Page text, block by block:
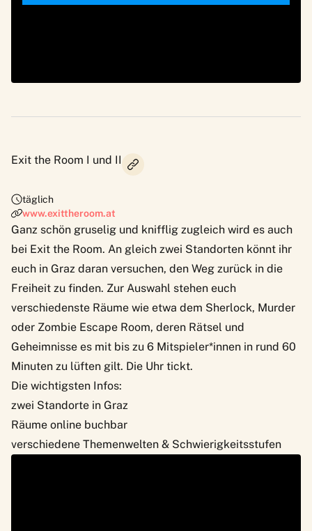
Exit the Room I und II
täglich
www.exittheroom.at
Ganz schön gruselig und knifflig zugleich wird es auch
bei Exit the Room. An gleich zwei Standorten könnt ihr
euch in Graz daran versuchen, den Weg zurück in die
Freiheit zu finden. Zur Auswahl stehen euch
verschiedenste Räume wie etwa dem Sherlock, Murder
oder Zombie Escape Room, deren Rätsel und
Geheimnisse es mit bis zu 6 Mitspieler*innen in rund 60
Minuten zu lüften gilt. Die Uhr tickt.
Die wichtigsten Infos:
zwei Standorte in Graz
Räume online buchbar
verschiedene Themenwelten & Schwierigkeitsstufen